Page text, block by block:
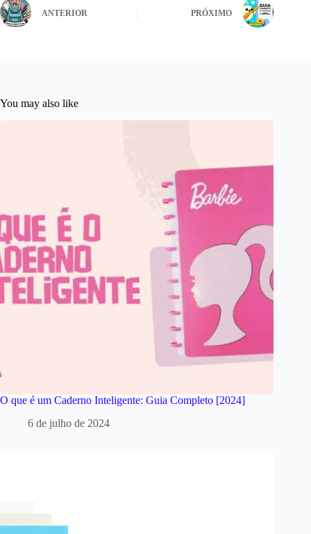
ANTERIOR PRÓXIMO
You may also like
O que é um Caderno Inteligente: Guia Completo [2024]
6 de julho de 2024